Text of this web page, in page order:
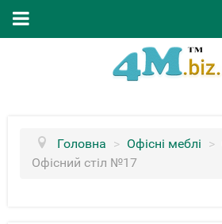
Головна > Офісні меблі >
Офісний стіл №17